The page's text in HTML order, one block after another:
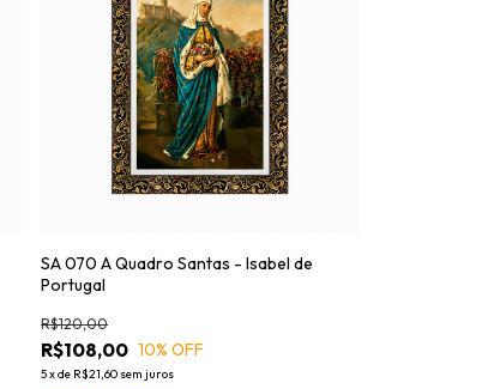
SA 070 A Quadro Santas - Isabel de
Portugal
R$108,00
R$120,00
10% OFF
5xde R$21,60 sem juros